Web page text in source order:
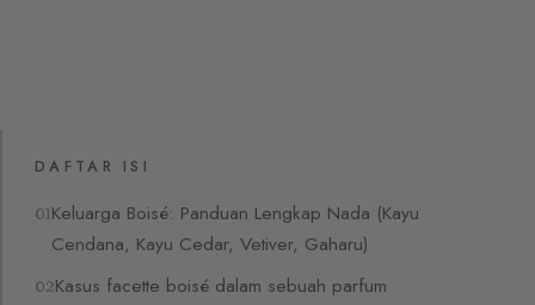
DAFTAR ISI
Keluarga Boisé: Panduan Lengkap Nada (Kayu
Cendana, Kayu Cedar, Vetiver, Gaharu)
Kasus facette boisé dalam sebuah parfum